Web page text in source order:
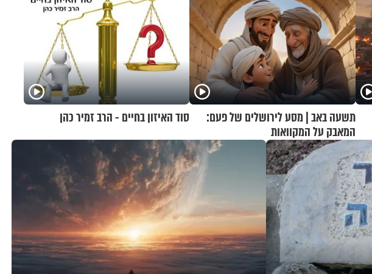
תשעה באב | מסע לירושלים של פעם:
המאבק על המקוואות
סוד האיזון בחיים - הרב זמיר כהן